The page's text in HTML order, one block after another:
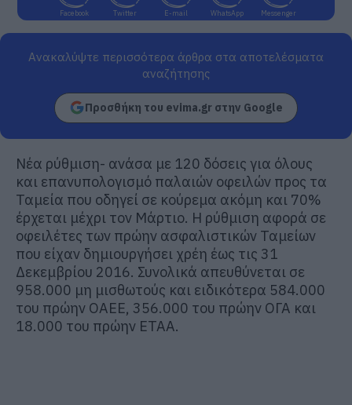
Facebook Twitter E-mail WhatsApp Messenger
Ανακαλύψτε περισσότερα άρθρα στα αποτελέσματα
αναζήτησης
Προσθήκη του evima.gr στην Google
Νέα ρύθμιση- ανάσα με 120 δόσεις για όλους
και επανυπολογισμό παλαιών οφειλών προς τα
Ταμεία που οδηγεί σε κούρεμα ακόμη και 70%
έρχεται μέχρι τον Μάρτιο. Η ρύθμιση αφορά σε
οφειλέτες των πρώην ασφαλιστικών Ταμείων
που είχαν δημιουργήσει χρέη έως τις 31
Δεκεμβρίου 2016. Συνολικά απευθύνεται σε
958.000 μη μισθωτούς και ειδικότερα 584.000
του πρώην ΟΑΕΕ, 356.000 του πρώην ΟΓΑ και
18.000 του πρώην ΕΤΑΑ.